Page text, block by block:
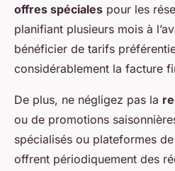
offres spéciales pour les
planifiant plusieurs mois à
bénéficier de tarifs
considérablement la facture
De plus, ne négligez pas la
ou de promotions
spécialisés ou plateformes
offrent périodiquement des